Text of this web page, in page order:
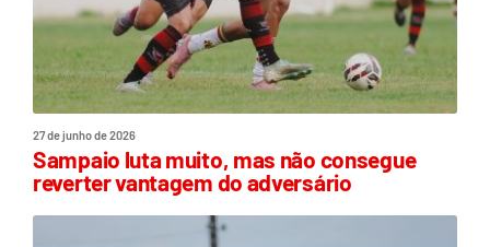
27 de junho de 2026
Sampaio luta muito, mas não consegue
reverter vantagem do adversário